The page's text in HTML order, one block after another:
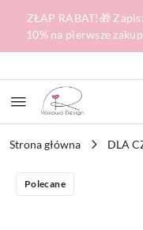
Przejdź do treści
Przejdź do
Przejdź do moje
Przejdź do menu
Przejdź do opisu
Przejdź do stopki
ZŁAP RABAT!🎁
10% na pierwsze
Strona główna DLA
Polecane